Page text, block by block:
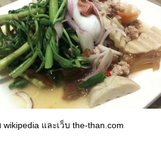
และเว็บ the-than.com